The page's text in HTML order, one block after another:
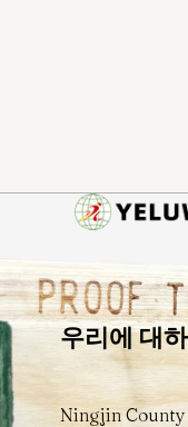
우리에 대
Ningjin County